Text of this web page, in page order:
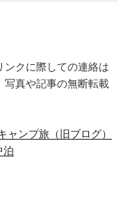
ンクに際しての連絡は
写真や記事の無断転載
ンプ旅（旧ブログ）
泊